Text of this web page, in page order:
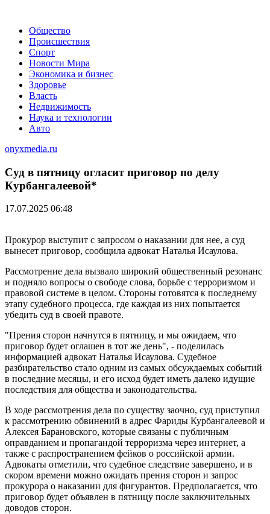
Общество
Происшествия
Спорт
Новости Мира
Экономика и бизнес
Здоровье
Власть
Недвижимость
Наука и технологии
Авто
onyxmedia.ru
Суд в пятницу огласит приговор по делу
Курбангалеевой*
17.07.2025 06:48
Прокурор выступит с запросом о наказании для нее, а суд
вынесет приговор, сообщила адвокат Наталья Исаулова.
Рассмотрение дела вызвало широкий общественный резонанс
и подняло вопросы о свободе слова, борьбе с терроризмом и
правовой системе в целом. Стороны готовятся к последнему
этапу судебного процесса, где каждая из них попытается
убедить суд в своей правоте.
"Прения сторон начнутся в пятницу, и мы ожидаем, что
приговор будет оглашен в тот же день", - поделилась
информацией адвокат Наталья Исаулова. Судебное
разбирательство стало одним из самых обсуждаемых событий
в последние месяцы, и его исход будет иметь далеко идущие
последствия для общества и законодательства.
В ходе рассмотрения дела по существу заочно, суд приступил
к рассмотрению обвинений в адрес Фариды Курбангалеевой и
Алексея Барановского, которые связаны с публичным
оправданием и пропагандой терроризма через интернет, а
также с распространением фейков о российской армии.
Адвокаты отметили, что судебное следствие завершено, и в
скором времени можно ожидать прения сторон и запрос
прокурора о наказании для фигурантов. Предполагается, что
приговор будет объявлен в пятницу после заключительных
доводов сторон.